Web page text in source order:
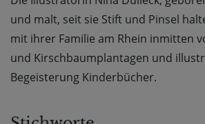
und malt, seit sie Stift und Pinsel
mit ihrer Familie am Rhein inmitten
und Kirschbaumplantagen und
Begeisterung Kinderbücher.